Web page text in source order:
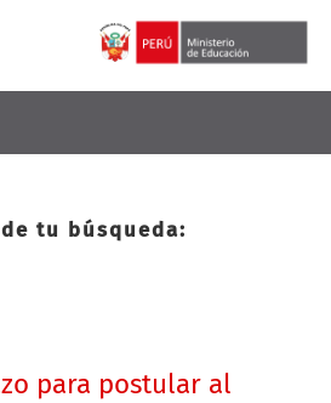
tu búsqueda:
para postular al